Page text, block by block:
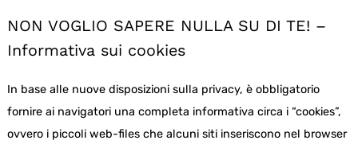
NON VOGLIO SAPERE NULLA SU DI TE! –
Informativa sui cookies
In base alle nuove disposizioni sulla privacy, è obbligatorio
fornire ai navigatori una completa informativa circa i “cookies”,
ovvero i piccoli web-files che alcuni siti inseriscono nel browser